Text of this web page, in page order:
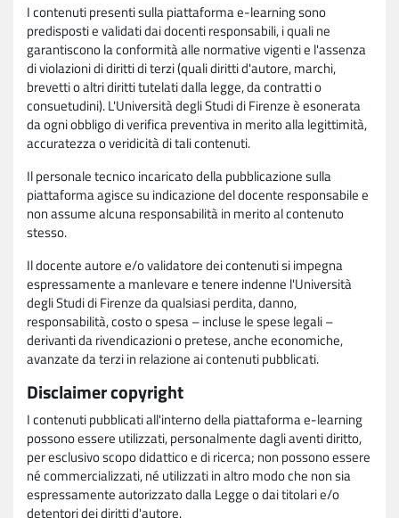
I contenuti presenti sulla piattaforma e-learning sono
predisposti e validati dai docenti responsabili, i quali ne
garantiscono la conformità alle normative vigenti e l'assenza
di violazioni di diritti di terzi (quali diritti d'autore, marchi,
brevetti o altri diritti tutelati dalla legge, da contratti o
consuetudini). L'Università degli Studi di Firenze è esonerata
da ogni obbligo di verifica preventiva in merito alla legittimità,
accuratezza o veridicità di tali contenuti.
Il personale tecnico incaricato della pubblicazione sulla
piattaforma agisce su indicazione del docente responsabile e
non assume alcuna responsabilità in merito al contenuto
stesso.
Il docente autore e/o validatore dei contenuti si impegna
espressamente a manlevare e tenere indenne l'Università
degli Studi di Firenze da qualsiasi perdita, danno,
responsabilità, costo o spesa – incluse le spese legali –
derivanti da rivendicazioni o pretese, anche economiche,
avanzate da terzi in relazione ai contenuti pubblicati.
Disclaimer copyright
I contenuti pubblicati all'interno della piattaforma e-learning
possono essere utilizzati, personalmente dagli aventi diritto,
per esclusivo scopo didattico e di ricerca; non possono essere
né commercializzati, né utilizzati in altro modo che non sia
espressamente autorizzato dalla Legge o dai titolari e/o
detentori dei diritti d'autore.